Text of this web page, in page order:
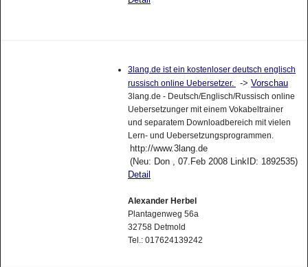
3lang.de ist ein kostenloser deutsch englisch
russisch online Uebersetzer.
-> Vorschau
3lang.de - Deutsch/Englisch/Russisch online
Uebersetzunger mit einem Vokabeltrainer
und separatem Downloadbereich mit vielen
Lern- und Uebersetzungsprogrammen.
http://www.3lang.de
(Neu: Don , 07.Feb 2008 LinkID: 1892535)
Detail
Alexander Herbel
Plantagenweg 56a
32758 Detmold
Tel.: 017624139242